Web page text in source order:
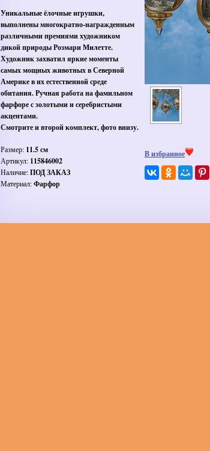
Уникальные ёлочные игрушки,
выполнены многократно-награжденным
различными премиями художником
дикой природы Розмари Милетте.
Художник захватил яркие моменты
самых мощных животных в Северной
Америке в их естественной среде
обитания. Ручная работа на фамильном
фарфоре с золотыми и серебристыми
акцентами.
Смотрите и второй комплект, фото внизу.
Размер: 11.5 см
Артикул: 115846002
Наличие:ПОД ЗАКАЗ
Материал:Фарфор
В избранное